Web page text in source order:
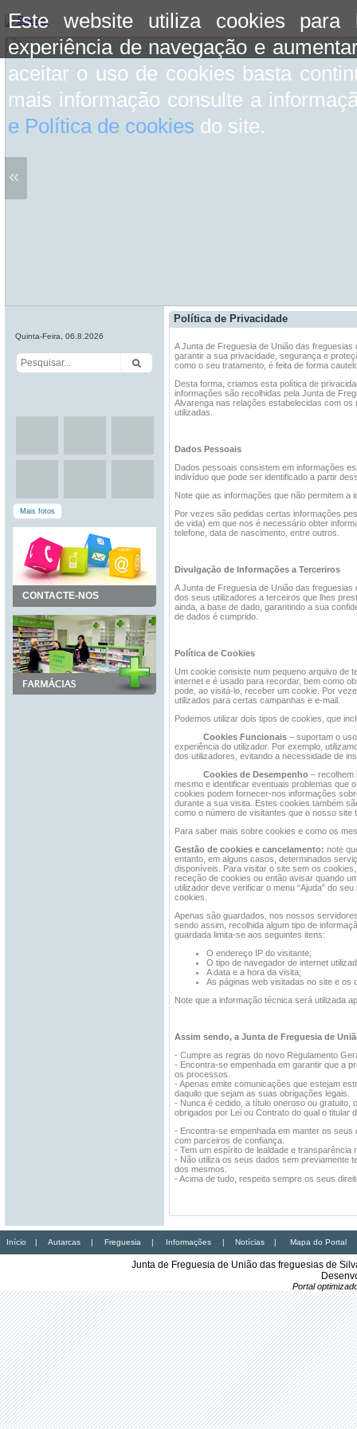
Este website utiliza cookies para
experiência de navegação e
aceitar o uso de cookies basta
mais informação consulte a
e Política de cookies do site.
«
Quinta-Feira, 06.8.2026
Mais fotos
CONTACTE-NOS
Política de Privacidade
A Junta de Freguesia de União das
garantir a sua privacidade, segurança e
como o seu tratamento, é feita de forma
Desta forma, criamos esta política de
informações são recolhidas pela Junta de
Alvarenga nas relações estabelecidas com
utilizadas.
Dados Pessoais
Dados pessoais consistem em informações
indivíduo que pode ser identificado a partir
Note que as informações que não permitem a
Por vezes são pedidas certas informações
de vida) em que nos é necessário obter
telefone, data de nascimento, entre outros.
Divulgação de Informações a Terceriros
A Junta de Freguesia de União das
dos seus utilizadores a terceiros que lhes
ainda, a base de dado, garantindo a sua
de dados é cumprido.
Política de Cookies
Um cookie consiste num pequeno arquivo de
internet e é usado para recordar, bem como
pode, ao visitá-lo, receber um cookie. Por
utilizados para certas campanhas e e-mail.
Podemos utilizar dois tipos de cookies, que
Cookies Funcionais – suportam o
experiência do utilizador. Por exemplo,
dos utilizadores, evitando a necessidade de
Cookies de Desempenho – recolhem
mesmo e identificar eventuais problemas que
cookies podem fornecer-nos informações
durante a sua visita. Estes cookies também
como o número de visitantes que o nosso site
Para saber mais sobre cookies e como os
Gestão de cookies e cancelamento: note
entanto, em alguns casos, determinados
disponíveis. Para visitar o site sem os
receção de cookies ou então avisar quando
utilizador deve verificar o menu “Ajuda” do
cookies.
Apenas são guardados, nos nossos
sendo assim, recolhida algum tipo de
guardada limita-se aos seguintes itens:
O endereço IP do visitante;
O tipo de navegador de internet
A data e a hora da visita;
As páginas web visitadas no site e os
Note que a informação técnica será utilizada
Assim sendo, a Junta de Freguesia de
- Cumpre as regras do novo Regulamento
- Encontra-se empenhada em garantir que a
os processos.
- Apenas emite comunicações que estejam
daquilo que sejam as suas obrigações legais.
- Nunca é cedido, a título oneroso ou
obrigados por Lei ou Contrato do qual o titular
- Encontra-se empenhada em manter os
com parceiros de confiança.
- Tem um espírito de lealdade e
- Não utiliza os seus dados sem previamente
dos mesmos.
- Acima de tudo, respeita sempre os seus
Início | Autarcas | Freguesia | Informações | Notícias | Mapa do Portal
Junta de Freguesia de União das freguesias de
Portal